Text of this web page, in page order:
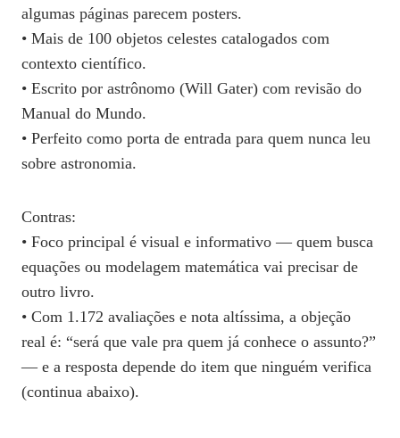
algumas páginas parecem posters.
• Mais de 100 objetos celestes catalogados com
contexto científico.
• Escrito por astrônomo (Will Gater) com revisão do
Manual do Mundo.
• Perfeito como porta de entrada para quem nunca leu
sobre astronomia.
Contras:
• Foco principal é visual e informativo — quem busca
equações ou modelagem matemática vai precisar de
outro livro.
• Com 1.172 avaliações e nota altíssima, a objeção
real é: “será que vale pra quem já conhece o assunto?”
— e a resposta depende do item que ninguém verifica
(continua abaixo).